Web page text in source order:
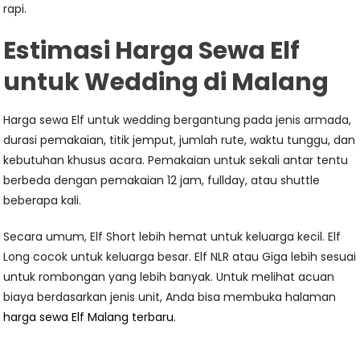
rapi.
Estimasi Harga Sewa Elf
untuk Wedding di Malang
Harga sewa Elf untuk wedding bergantung pada jenis armada,
durasi pemakaian, titik jemput, jumlah rute, waktu tunggu, dan
kebutuhan khusus acara. Pemakaian untuk sekali antar tentu
berbeda dengan pemakaian 12 jam, fullday, atau shuttle
beberapa kali.
Secara umum, Elf Short lebih hemat untuk keluarga kecil. Elf
Long cocok untuk keluarga besar. Elf NLR atau Giga lebih sesuai
untuk rombongan yang lebih banyak. Untuk melihat acuan
biaya berdasarkan jenis unit, Anda bisa membuka halaman
harga sewa Elf Malang terbaru.